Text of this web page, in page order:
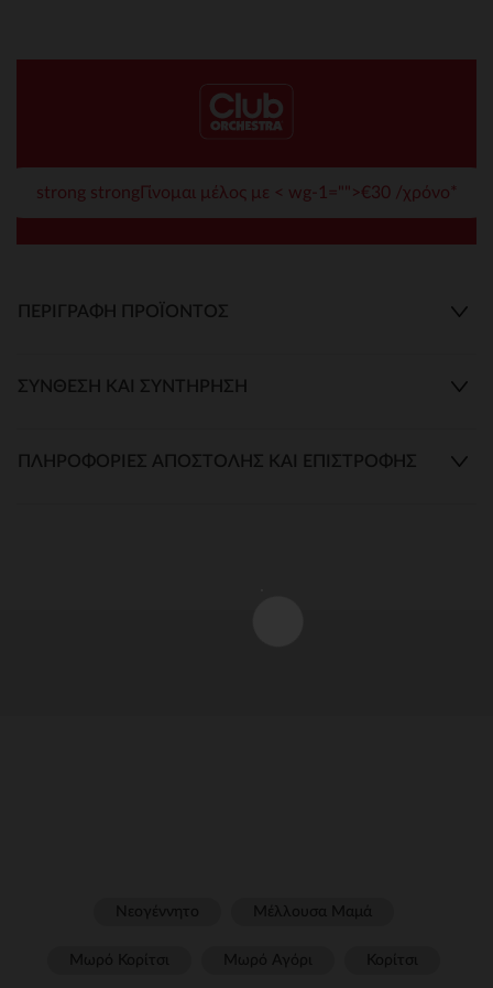
strong strongΓίνομαι μέλος με < wg-1="">€30 /χρόνο*
ΠΕΡΙΓΡΑΦΉ ΠΡΟΪΌΝΤΟΣ
ΣΎΝΘΕΣΗ ΚΑΙ ΣΥΝΤΉΡΗΣΗ
ΠΛΗΡΟΦΟΡΊΕΣ ΑΠΟΣΤΟΛΉΣ ΚΑΙ ΕΠΙΣΤΡΟΦΉΣ